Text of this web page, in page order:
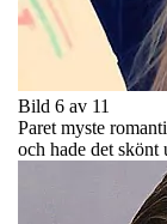
Bild 6 av 11
Paret myste
och hade det